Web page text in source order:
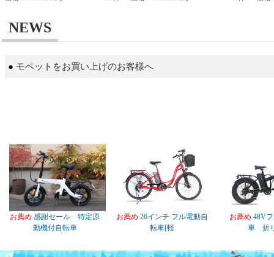
NEWS
● モペットをお買い上げのお客様へ
お薦め 感謝セール 特定原
動機付自転車
お薦め 26インチ フル電動自
転車[軽
お薦め 48V
車 折